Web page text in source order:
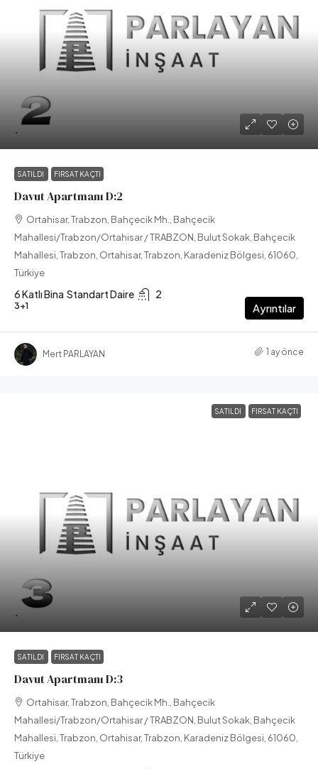
.
SATILDI FIRSAT KAÇTI
Davut Apartmanı D:2
Ortahisar, Trabzon, Bahçecik Mh., Bahçecik
Mahallesi/Trabzon/Ortahisar / TRABZON, Bulut Sokak, Bahçecik
Mahallesi, Trabzon, Ortahisar, Trabzon, Karadeniz Bölgesi, 61060,
Türkiye
6 Katlı Bina Standart Daire 2
3+1 Ayrıntılar
Mert PARLAYAN 1 ay önce
SATILDI FIRSAT KAÇTI
.
SATILDI FIRSAT KAÇTI
Davut Apartmanı D:3
Ortahisar, Trabzon, Bahçecik Mh., Bahçecik
Mahallesi/Trabzon/Ortahisar / TRABZON, Bulut Sokak, Bahçecik
Mahallesi, Trabzon, Ortahisar, Trabzon, Karadeniz Bölgesi, 61060,
Türkiye